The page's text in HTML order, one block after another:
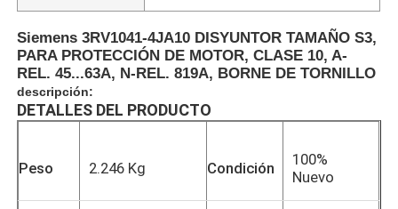
Siemens 3RV1041-4JA10 DISYUNTOR TAMAÑO S3,
PARA PROTECCIÓN DE MOTOR, CLASE 10, A-
REL. 45...63A, N-REL. 819A, BORNE DE TORNILLO
descripción:
DETALLES DEL PRODUCTO
Peso 2.246 Kg Condición
100%
Nuevo